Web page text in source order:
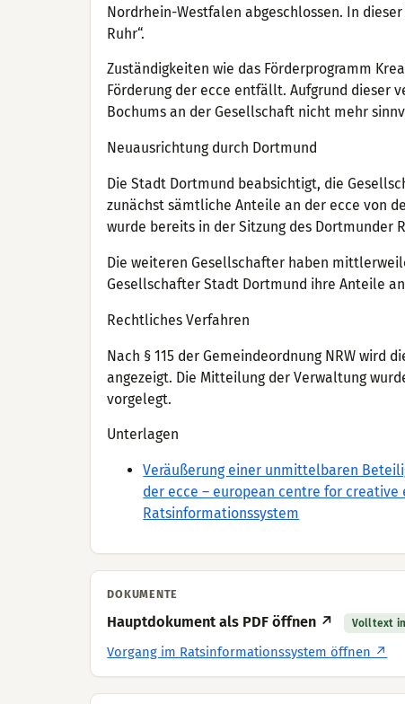
Nordrhein-Westfalen abgeschlossen. In
Ruhr“.
Zuständigkeiten wie das Förderprogramm
Förderung der ecce entfällt. Aufgrund dieser
Bochums an der Gesellschaft nicht mehr
Neuausrichtung durch Dortmund
Die Stadt Dortmund beabsichtigt, die
zunächst sämtliche Anteile an der ecce von
wurde bereits in der Sitzung des Dortmunder
Die weiteren Gesellschafter haben
Gesellschafter Stadt Dortmund ihre Anteile
Rechtliches Verfahren
Nach § 115 der Gemeindeordnung NRW wird
angezeigt. Die Mitteilung der Verwaltung
vorgelegt.
Unterlagen
Veräußerung einer unmittelbaren
der ecce – european centre for creative
Ratsinformationssystem
DOKUMENTE
Hauptdokument als PDF öffnen ↗ Volltext
Vorgang im Ratsinformationssystem öffnen ↗